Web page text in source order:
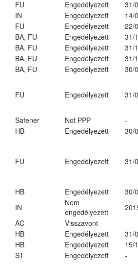
FU Engedélyezett
31/
IN Engedélyezett
14/
FU Engedélyezett
22/
BA, FU Engedélyezett
31/
BA, FU Engedélyezett
31/
BA, FU Engedélyezett
31/
BA, FU Engedélyezett
30/
FU Engedélyezett 31/
Safener Not PPP
-
HB Engedélyezett
30/
FU Engedélyezett 31/
HB Engedélyezett
30/
IN
Nem
engedélyezett
AC
Visszavont
HB Engedélyezett
31/
HB Engedélyezett
15/
ST Engedélyezett
-